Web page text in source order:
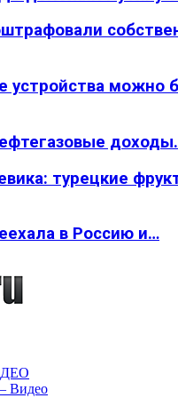
устройства можно
турецкие
в Россию и…
Видео